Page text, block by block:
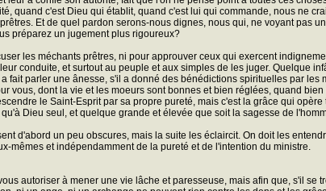
quand c'est Dieu qui établit, quand c'est lui qui commande, nous ne
Et de quel pardon serons-nous dignes, nous qui, ne voyant pas
préparez un jugement plus rigoureux?
les méchants prêtres, ni pour approuver ceux qui exercent
conduite, et surtout au peuple et aux simples de les juger. Quelque
fait parler une ânesse, s'il a donné des bénédictions spirituelles par
vous, dont la vie et les moeurs sont bonnes et bien réglées, quand
le Saint-Esprit par sa propre pureté, mais c'est la grâce qui
Dieu seul, et quelque grande et élevée que soit la sagesse de
d'abord un peu obscures, mais la suite les éclaircit. On doit les
mêmes et indépendamment de la pureté et de l'intention du ministre.
autoriser à mener une vie lâche et paresseuse, mais afin que, s'il